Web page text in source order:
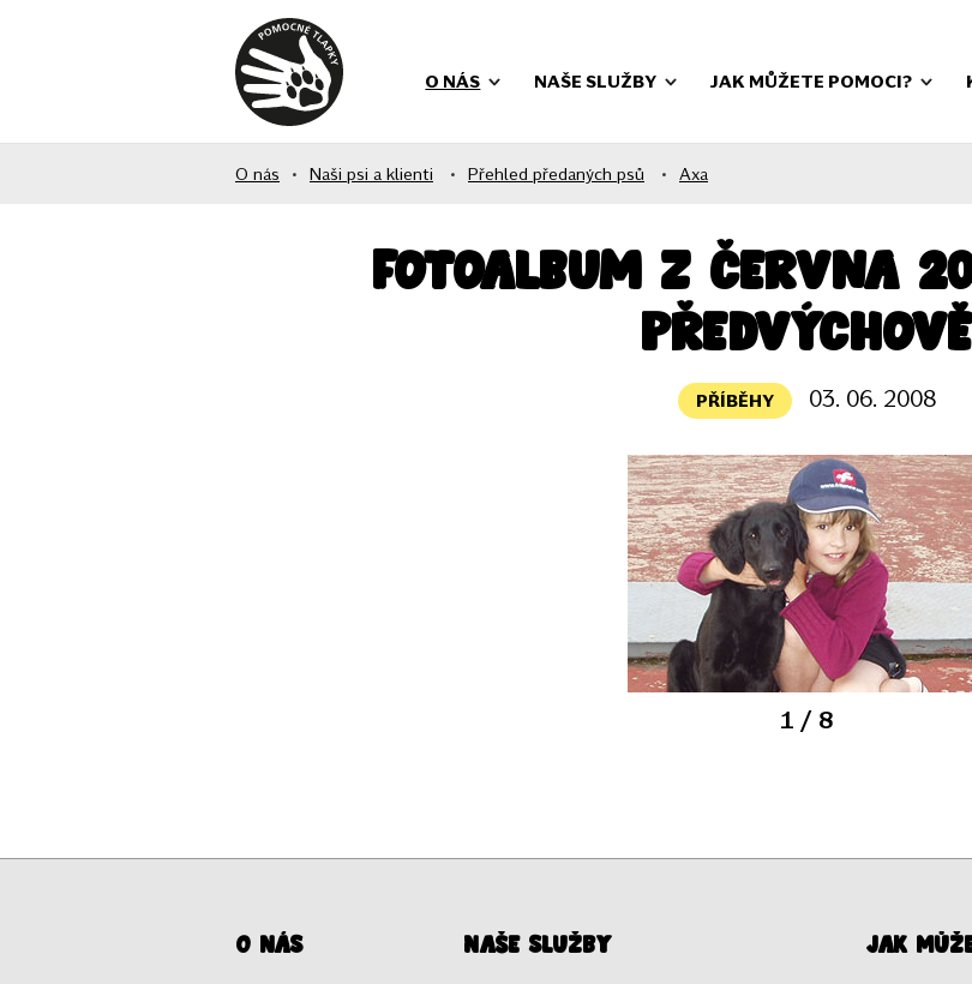
O NÁS NAŠE SLUŽBY JAK MŮŽETE POMOCI?
O nás • Naši psi a klienti • Přehled předaných psů • Axa
Fotoalbum z června
předvýchově
PŘÍBĚHY 03. 06. 2008
1 / 8
O nás Naše služby Jak